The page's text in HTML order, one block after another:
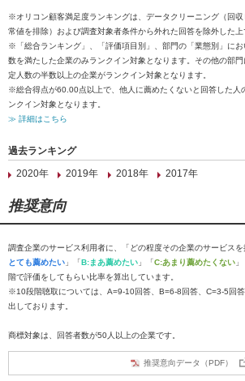
※オリコン顧客満足度ランキングは、データクリーニング（回
常値を排除）および調査対象者条件から外れた回答を除外した上
※「総合ランキング」、「評価項目別」、部門の「業態別」にお
数を満たした企業のみランクイン対象となります。その他の部
定人数の半数以上の企業がランクイン対象となります。
※総合得点が60.00点以上で、他人に薦めたくないと回答した人
ンクイン対象となります。
≫ 詳細はこちら
過去ランキング
2020年
2019年 2018年 2017年
推奨意向
調査企業のサービス利用者に、「どの程度その企業のサービス
とても薦めたい 」「B:まあ薦めたい 」「C:あまり薦めたくない
階で評価をしてもらい比率を算出しています。
※10段階聴取については、A=9-10回答、B=6-8回答、C=3-5回
出しております。
商標対象は、回答者数が50人以上の企業です。
推奨意向データ（PDF）